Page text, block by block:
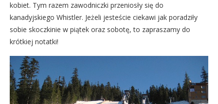
kobiet. Tym razem zawodniczki przeniosły się do
kanadyjskiego Whistler. Jeżeli jesteście ciekawi jak poradziły
sobie skoczkinie w piątek oraz sobotę, to zapraszamy do
krótkiej notatki!